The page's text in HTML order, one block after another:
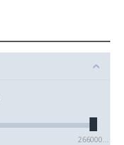
2660000 VNĐ